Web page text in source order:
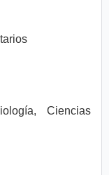
Ciencias